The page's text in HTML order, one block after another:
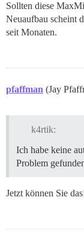
Sollten diese
Neuaufbau scheint
seit Monaten.
pfaffman (Jay
k4rtik:
Ich habe keine
Problem
Jetzt können Sie